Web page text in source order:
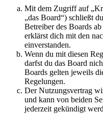
Mit dem Zugriff auf
„das Board“) schließt
Betreiber des Boards
erklärst dich mit den
einverstanden.
Wenn du mit diesen
darfst du das Board
Boards gelten jeweils
Regelungen.
Der Nutzungsvertrag
und kann von beiden
jederzeit gekündigt